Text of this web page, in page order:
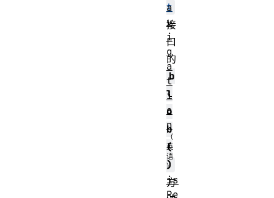
t
接
口
的
b
l
o
b
(
)
方
a
v
i
g
a
t
i
o
n
is
Re